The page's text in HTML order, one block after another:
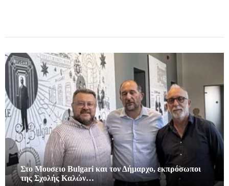
Στο Μουσειο Bulgari και τον Δήμαρχο, εκπρόσωποι
της Σχολής Καλών…